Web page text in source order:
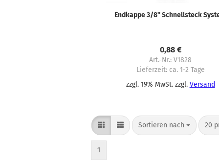
Endkappe 3/8" Schnellsteck
0,88 €
Art.-Nr.: V1828
Lieferzeit: ca. 1-2 Tage
zzgl. 19% MwSt. zzgl. Versand
Sortieren nach
Sortieren nach 20
pro
1